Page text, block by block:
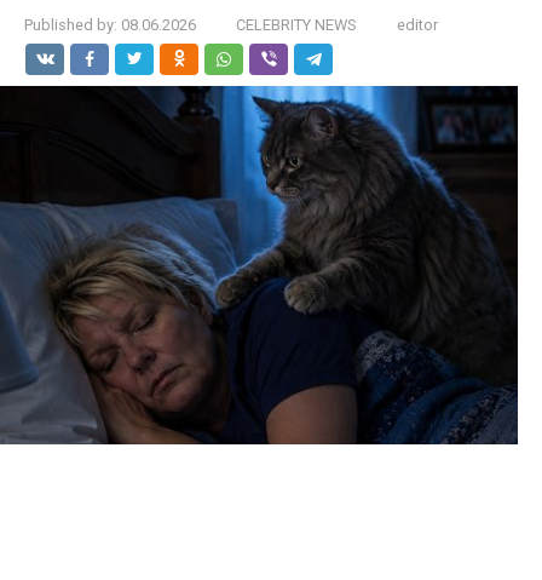
Published by: 08.06.2026 CELEBRITY NEWS editor